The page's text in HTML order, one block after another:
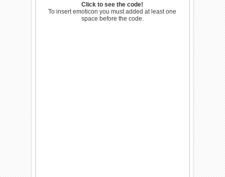
Click to see the code!
To insert emoticon you must added at least one
space before the code.